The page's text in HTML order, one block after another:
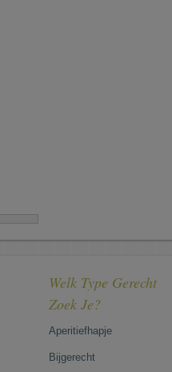
Welk Type Gerecht
Zoek Je?
Aperitiefhapje
Bijgerecht